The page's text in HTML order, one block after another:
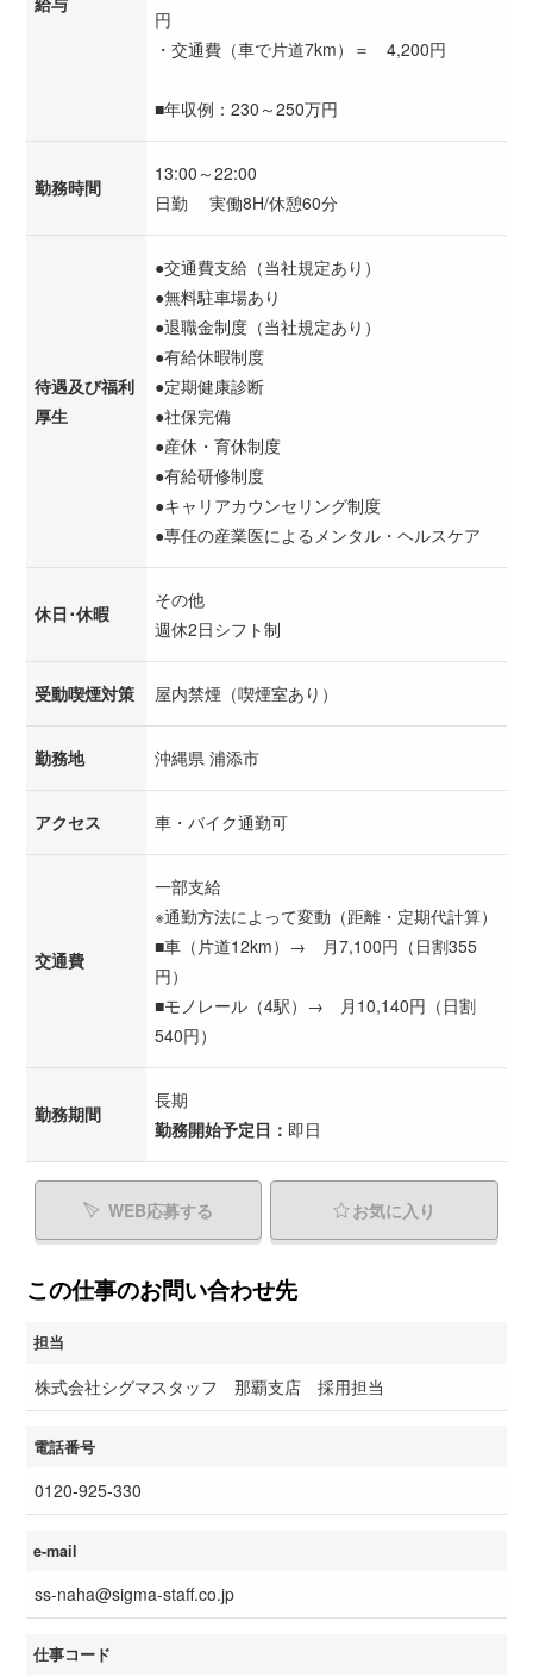
円
・交通費（車で片道7km）＝ 4,200円
■年収例：230～250万円
勤務時間
13:00～22:00
日勤 実働8H/休憩60分
待遇及び福利
厚生
●交通費支給（当社規定あり）
●無料駐車場あり
●退職金制度（当社規定あり）
●有給休暇制度
●定期健康診断
●社保完備
●産休・育休制度
●有給研修制度
●キャリアカウンセリング制度
●専任の産業医によるメンタル・ヘルスケア
休日･休暇
その他
週休2日シフト制
受動喫煙対策 屋内禁煙（喫煙室あり）
勤務地 沖縄県 浦添市
アクセス 車・バイク通勤可
交通費
一部支給
※通勤方法によって変動（距離・定期代計算）
■車（片道12km）→ 月7,100円（日割355
円）
■モノレール（4駅）→ 月10,140円（日割
540円）
勤務期間
長期
勤務開始予定日： 即日
WEB応募する お気に入り
この仕事のお問い合わせ先
担当
株式会社シグマスタッフ 那覇支店 採用担当
電話番号
0120-925-330
e-mail
ss-naha@sigma-staff.co.jp
仕事コード